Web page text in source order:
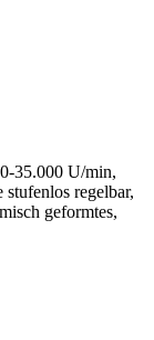
35.000 U/min,
regelbar,
geformtes,